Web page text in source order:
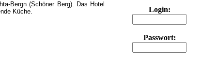
Bergn (Schöner Berg). Das Hotel
Küche.
Login:
Passwort: